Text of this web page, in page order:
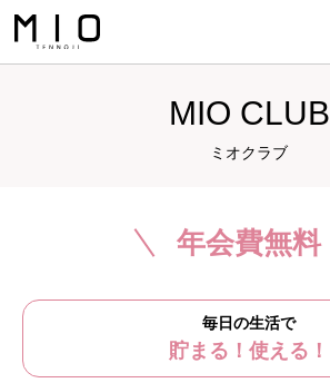
MIO CLUB
ミオクラブ
年会費無料
毎日の生活で
貯まる！使える！